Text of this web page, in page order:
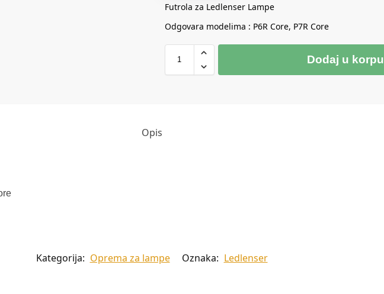
Futrola za Ledlenser Lampe
Odgovara modelima : P6R Core, P7R Core
Dodaj u korpu
Opis
Kategorija: Oprema za lampe Oznaka: Ledlenser